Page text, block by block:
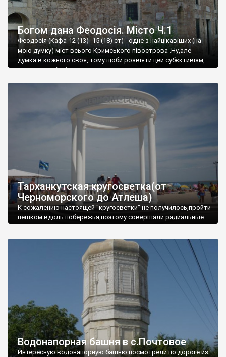
Богом дана Феодосія. Місто Ч.1
Феодосія (Кафа-12 (13) -15 (18) ст) - одне з найцікавіших (на
мою думку) міст всього Кримського півострова .Ну,але
думка в кожного своя, тому щоби розвіяти цей субєктивізм,
запрошую відвідати це
Тарханкутская кругосветка(от
Черноморского до Атлеша)
К сожалению настоящей "кругосветки" не получилось,пройти
пешком вдоль побережья,поэтому совершали радиальные
Водонапорная башня в с.Почтовое
Интересную водонапорную башню посмотрели по дороге из